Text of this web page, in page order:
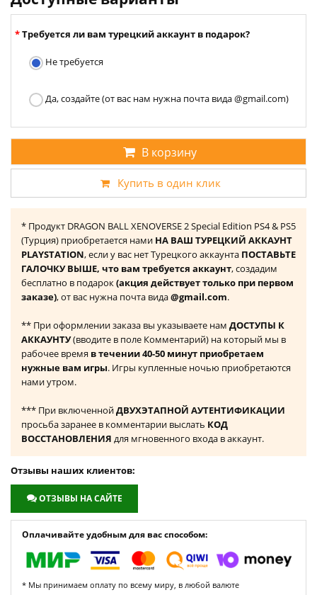
Требуется ли вам турецкий аккаунт в подарок?
Не требуется
Да, создайте (от вас нам нужна почта вида @gmail.com)
В корзину
Купить в один клик
* Продукт DRAGON BALL XENOVERSE 2 Special Edition PS4 & PS5
(Турция) приобретается нами НА ВАШ ТУРЕЦКИЙ АККАУНТ
PLAYSTATION, если у вас нет Турецкого аккаунта ПОСТАВЬТЕ
ГАЛОЧКУ ВЫШЕ, что вам требуется аккаунт, создадим
бесплатно в подарок(акция действует только при первом
заказе), от вас нужна почта вида@gmail.com.
** При оформлении заказа вы указываете нам ДОСТУПЫ К
АККАУНТУ(вводите в поле Комментарий) на который мы в
рабочее время в течении 40-50 минут приобретаем
нужные вам игры. Игры купленные ночью приобретаются
нами утром.
*** При включеннойДВУХЭТАПНОЙ АУТЕНТИФИКАЦИИ
просьба заранее в комментарии выслать КОД
ВОССТАНОВЛЕНИЯ для мгновенного входа в аккаунт.
Отзывы наших клиентов:
ОТЗЫВЫ НА САЙТЕ
Оплачивайте удобным для вас способом:
* Мы принимаем оплату по всему миру, в любой валюте